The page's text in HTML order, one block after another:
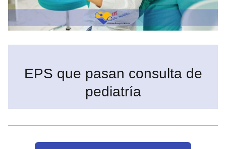
EPS que pasan consulta de
pediatría